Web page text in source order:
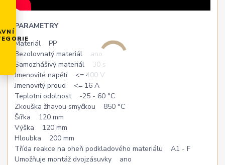
PARAMETRY
Materiál PP
Bezolovnatý materiál ano
Samozhášivý materiál 30 s
Jmenovité napětí <= 400 V
Jmenovitý proud <= 16 A
Teplotní odolnost -25 - 60 °C
Zkouška žhavou smyčkou 850 °C
Šířka 120 mm
Výška 120 mm
Hloubka 200 mm
Třída reakce na oheň podkladového materiálu A1 - F
Umožňuje montáž dvojzásuvky ano